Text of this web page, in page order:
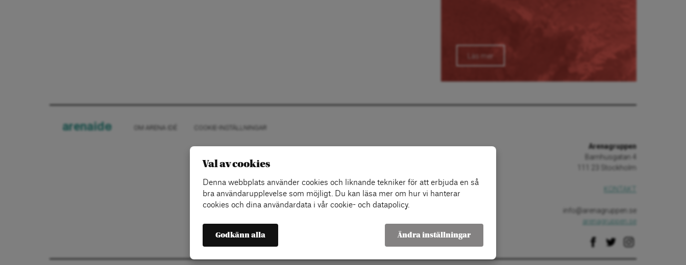
Läs mer
arenaide OM ARENA IDÉ COOKIE-INSTÄLLNINGAR
Arenagruppen
Barnhusgatan 4
111 23 Stockholm
info@arenagruppen.se
arenagruppen.se
Val av cookies
Denna webbplats använder cookies och liknande tekniker för att erbjuda en så
bra användarupplevelse som möjligt. Du kan läsa mer om hur vi hanterar
cookies och dina användardata i vår cookie- och datapolicy.
Godkänn alla Ändra inställningar